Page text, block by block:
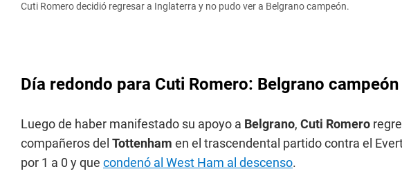
Cuti Romero decidió regresar a Inglaterra y no pudo ver a Belgrano campeón.
Día redondo para Cuti Romero: Belgrano
Luego de haber manifestado su apoyo a Belgrano, Cuti Romero
compañeros del Tottenham en el trascendental partido contra el
por 1 a 0 y que condenó al West Ham al descenso.